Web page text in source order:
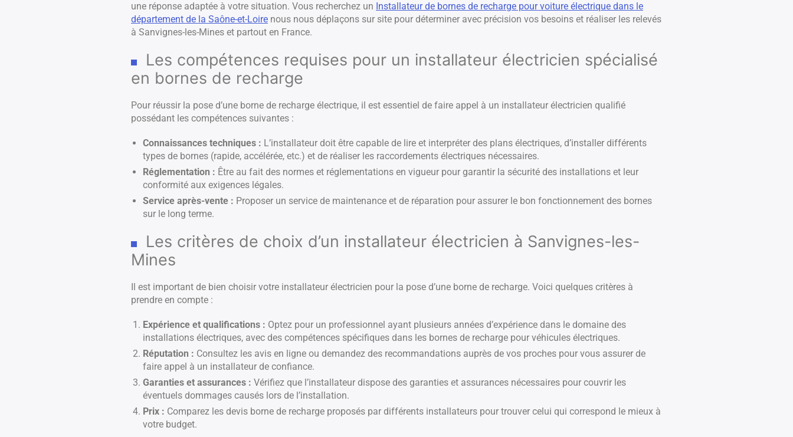
une réponse adaptée à votre situation. Vous recherchez un Installateur de bornes de recharge pour voiture électrique dans le
département de la Saône-et-Loire nous nous déplaçons sur site pour déterminer avec précision vos besoins et réaliser les relevés
à Sanvignes-les-Mines et partout en France.
Les compétences requises pour un installateur électricien spécialisé
en bornes de recharge
Pour réussir la pose d’une borne de recharge électrique, il est essentiel de faire appel à un installateur électricien qualifié
possédant les compétences suivantes :
Connaissances techniques : L’installateur doit être capable de lire et interpréter des plans électriques, d’installer différents
types de bornes (rapide, accélérée, etc.) et de réaliser les raccordements électriques nécessaires.
Réglementation : Être au fait des normes et réglementations en vigueur pour garantir la sécurité des installations et leur
conformité aux exigences légales.
Service après-vente : Proposer un service de maintenance et de réparation pour assurer le bon fonctionnement des bornes
sur le long terme.
Les critères de choix d’un installateur électricien à Sanvignes-les-
Mines
Il est important de bien choisir votre installateur électricien pour la pose d’une borne de recharge. Voici quelques critères à
prendre en compte :
Expérience et qualifications : Optez pour un professionnel ayant plusieurs années d’expérience dans le domaine des
installations électriques, avec des compétences spécifiques dans les bornes de recharge pour véhicules électriques.
Réputation : Consultez les avis en ligne ou demandez des recommandations auprès de vos proches pour vous assurer de
faire appel à un installateur de confiance.
Garanties et assurances : Vérifiez que l’installateur dispose des garanties et assurances nécessaires pour couvrir les
éventuels dommages causés lors de l’installation.
Prix : Comparez les devis borne de recharge proposés par différents installateurs pour trouver celui qui correspond le mieux à
votre budget.